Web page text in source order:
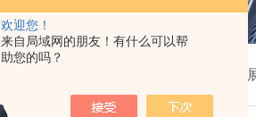
欢迎您！
来自局域网的朋友！有什么可以帮
助您的吗？
产品